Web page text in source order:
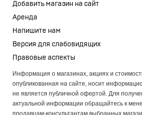
Добавить магазин на сайт
Аренда
Напишите нам
Версия для слабовидящих
Правовые аспекты
Информация о магазинах, акциях и
опубликованная на сайте, носит
не является публичной офертой. Для
актуальной информации обращайтесь к
продавцам-консультантам выбранных